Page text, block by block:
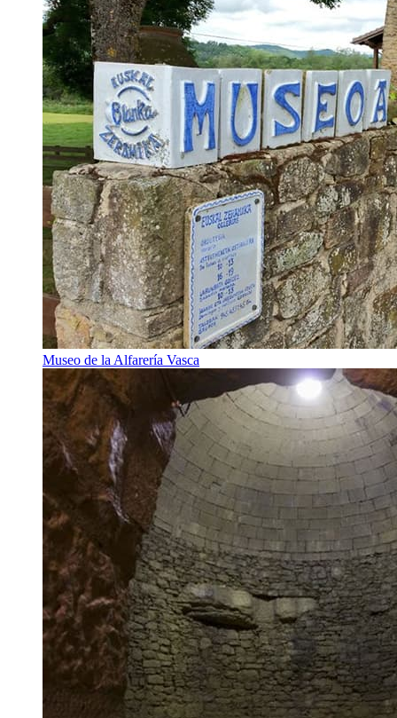
Museo de la Alfarería Vasca